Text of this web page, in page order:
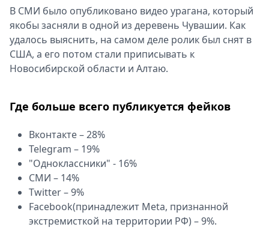
В СМИ было опубликовано видео урагана, который
якобы засняли в одной из деревень Чувашии. Как
удалось выяснить, на самом деле ролик был снят в
США, а его потом стали приписывать к
Новосибирской области и Алтаю.
Где больше всего публикуется фейков
Вконтакте – 28%
Telegram – 19%
"Одноклассники" - 16%
СМИ – 14%
Twitter – 9%
Facebook(принадлежит Meta, признанной
экстремисткой на территории РФ) – 9%.